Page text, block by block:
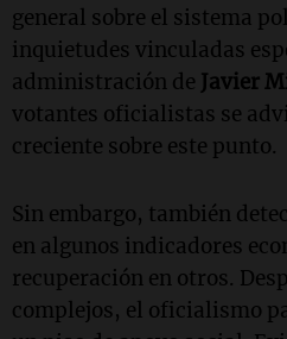
general sobre el sistema
inquietudes vinculadas
administración de Javier
votantes oficialistas se
creciente sobre este punto.
Sin embargo, también
en algunos indicadores
recuperación en otros.
complejos, el oficialismo